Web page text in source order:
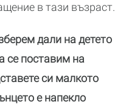
в тази възраст.
дали на детето
се поставим на
си малкото
е напекло